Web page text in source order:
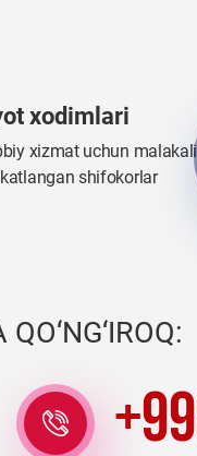
xodimlari
xizmat uchun malakali
shifokorlar